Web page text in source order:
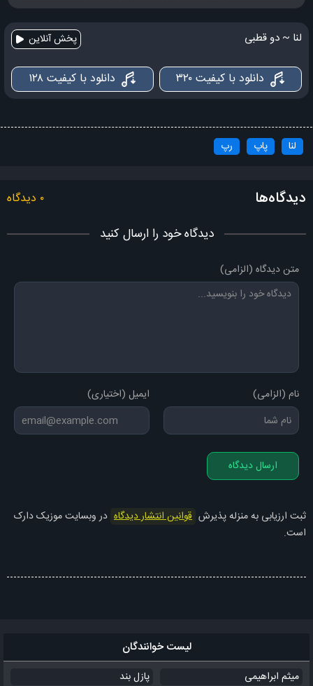
میگیره دل تنگم دورت نبودن اینا قبلا
به کسی اعتمادی نیست
هنوز زنده ام ولی تهش مرد گل تو دیگه پژمرد
نخوابیدم ساعت پنج شد اه دلم دوباره تنگ شد
بود از خداش شکوندن همه قولاش
ریخته همه پلاش چسبیده به صفر و
دیگه همه میرن تو باش این اشتباه کجاش
لنا ~ دو قطبی پخش آنلاین
دانلود با کیفیت ۳۲۰ دانلود با کیفیت ۱۲۸
لنا پاپ رپ
دیدگاه‌ها ۰ دیدگاه
دیدگاه خود را ارسال کنید
متن دیدگاه (الزامی)
نام (الزامی) ایمیل (اختیاری)
ارسال دیدگاه
ثبت ارزیابی به منزله پذیرش قوانین انتشار دیدگاه در وبسایت موزیک دارک
است.
لیست خوانندگان
میثم ابراهیمی پازل بند